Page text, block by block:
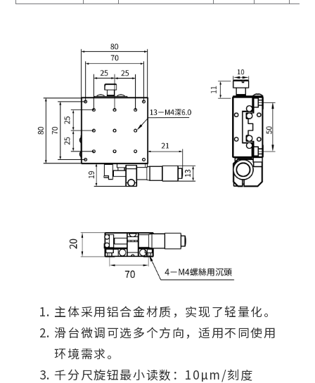
主体采用铝合金材质，实现了轻量化。
滑台微调可选多个方向，适用不同使用
环境需求。
千分尺旋钮最小读数：10µm/刻度